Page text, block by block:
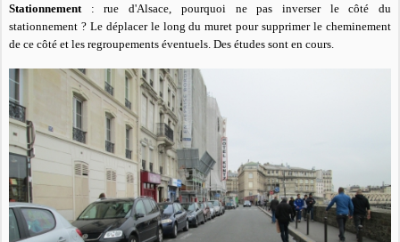
Stationnement :rue d'Alsace, pourquoi ne pas inverser le côté du
stationnement ? Le déplacerle long du muret pour supprimer le cheminement
de ce côté et les regroupements éventuels. Des études sont en cours.